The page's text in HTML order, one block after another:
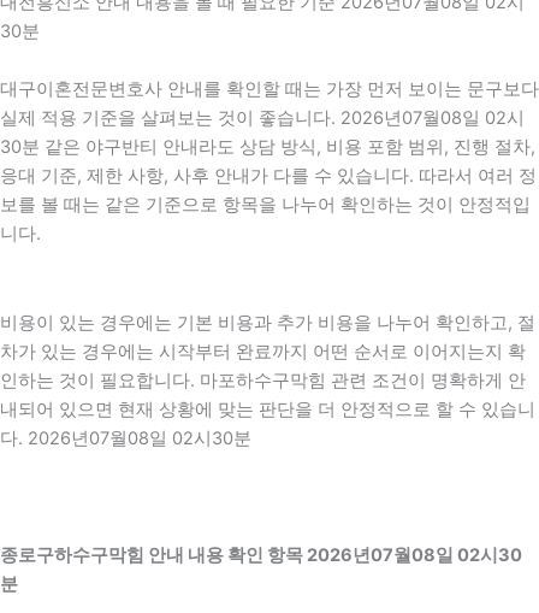
30분
대구이혼전문변호사 안내를 확인할 때는 가장 먼저 보이는 문구보다
실제 적용 기준을 살펴보는 것이 좋습니다. 2026년07월08일 02시
30분 같은 야구반티 안내라도 상담 방식, 비용 포함 범위, 진행 절차,
응대 기준, 제한 사항, 사후 안내가 다를 수 있습니다. 따라서 여러 정
보를 볼 때는 같은 기준으로 항목을 나누어 확인하는 것이 안정적입
니다.
비용이 있는 경우에는 기본 비용과 추가 비용을 나누어 확인하고, 절
차가 있는 경우에는 시작부터 완료까지 어떤 순서로 이어지는지 확
인하는 것이 필요합니다. 마포하수구막힘 관련 조건이 명확하게 안
내되어 있으면 현재 상황에 맞는 판단을 더 안정적으로 할 수 있습니
다. 2026년07월08일 02시30분
종로구하수구막힘 안내 내용 확인 항목 2026년07월08일 02시30
분